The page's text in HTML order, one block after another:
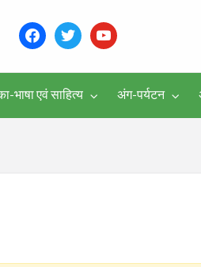
वर्गीकृत
and around
facebooktwitteryoutube
भाषा एवं साहित्य अंग-पर्यटन